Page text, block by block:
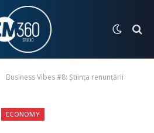
Business Vibes #8: Știința renunțării
ECONOMY